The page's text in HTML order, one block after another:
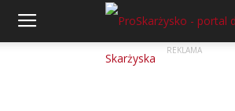
REKLAMA